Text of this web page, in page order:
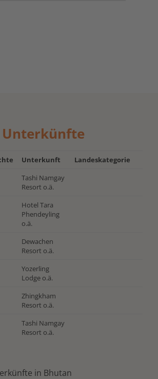
Unterkünfte
Unterkunft
Landeskategorie
Tashi Namgay
Resort o.ä.
Hotel Tara
Phendeyling
o.ä.
Dewachen
Resort o.ä.
Yozerling
Lodge o.ä.
Zhingkham
Resort o.ä.
Tashi Namgay
Resort o.ä.
in Bhutan